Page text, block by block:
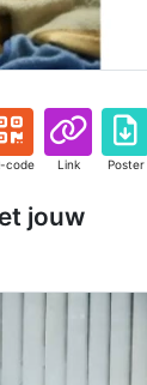
code Link Poster
jouw